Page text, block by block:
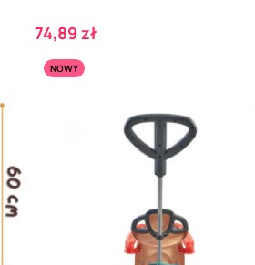
Cena
74,89 zł
NOWY